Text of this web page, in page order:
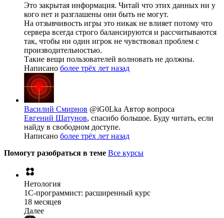
Это закрытая информация. Читай что этих данных ни у
кого нет и разглашены они быть не могут.
На отзывчивость игры это никак не влияет потому что
сервера всегда строго балансируются и рассчитываются
так, чтобы ни один игрок не чувствовал проблем с
производительностью.
Такие вещи пользователей волновать не должны.
Написано более трёх лет назад
Василий Смирнов @iG0Lka Автор вопроса
Евгений Шатунов, спасибо большое. Буду читать, если
найду в свободном доступе.
Написано более трёх лет назад
Помогут разобраться в теме Все курсы
Нетология
1C-программист: расширенный курс
18 месяцев
Далее